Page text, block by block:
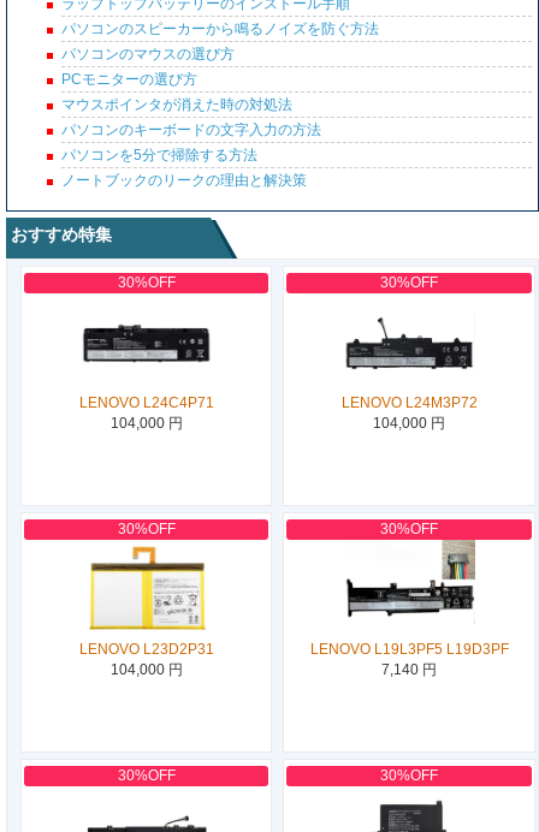
ラップトップバッテリーのインストール手順
パソコンのスピーカーから鳴るノイズを防ぐ方法
パソコンのマウスの選び方
PCモニターの選び方
マウスポインタが消えた時の対処法
パソコンのキーボードの文字入力の方法
パソコンを5分で掃除する方法
ノートブックのリークの理由と解決策
おすすめ特集
30%OFF
LENOVO L24C4P71
104,000 円
30%OFF
LENOVO L24M3P72
104,000 円
30%OFF
LENOVO L23D2P31
104,000 円
30%OFF
LENOVO L19L3PF5 L19D3PF
7,140 円
30%OFF 30%OFF